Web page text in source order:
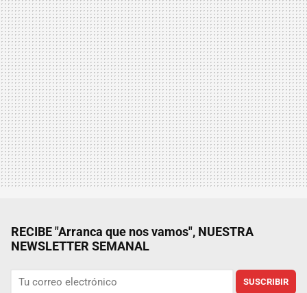
RECIBE "Arranca que nos vamos", NUESTRA
NEWSLETTER SEMANAL
SUSCRIBIR